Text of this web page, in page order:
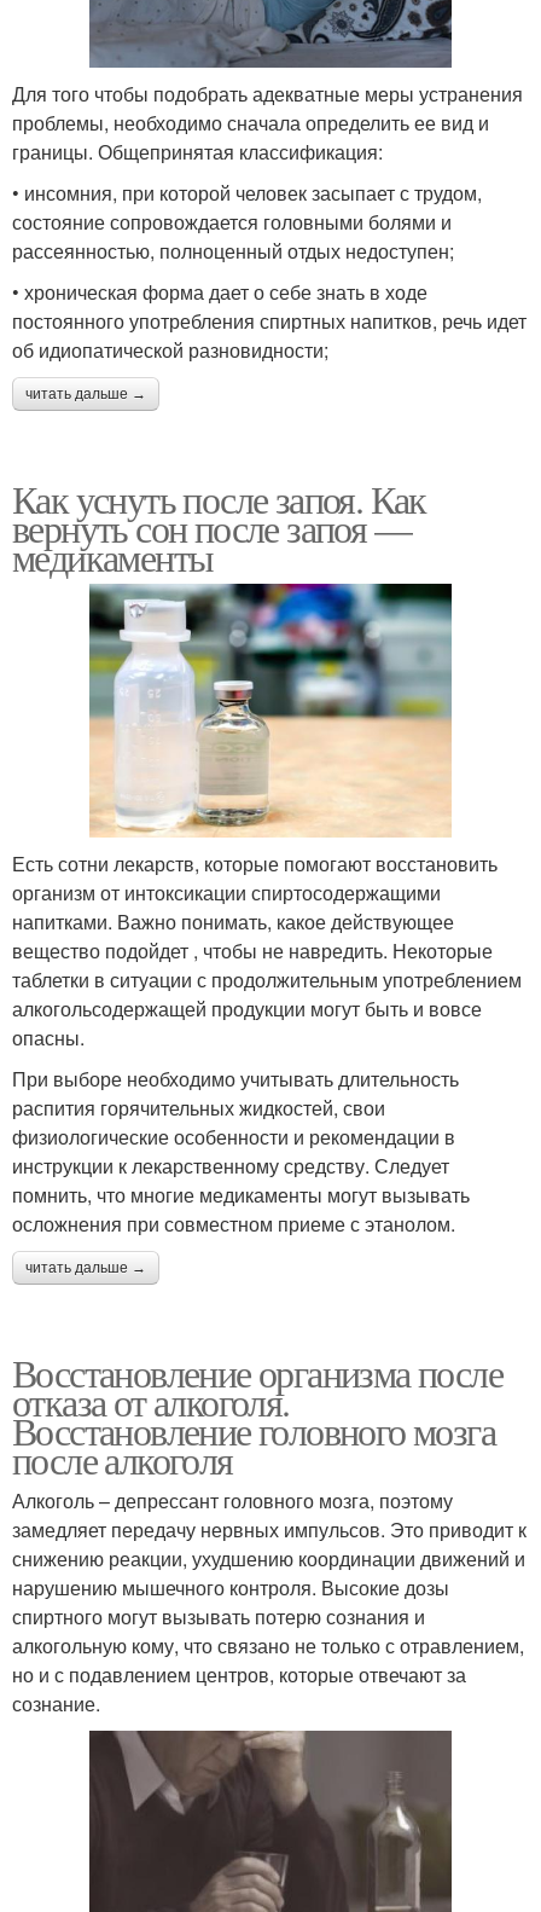
Для того чтобы подобрать адекватные меры устранения
проблемы, необходимо сначала определить ее вид и
границы. Общепринятая классификация:
• инсомния, при которой человек засыпает с трудом,
состояние сопровождается головными болями и
рассеянностью, полноценный отдых недоступен;
• хроническая форма дает о себе знать в ходе
постоянного употребления спиртных напитков, речь идет
об идиопатической разновидности;
читать дальше →
Как уснуть после запоя. Как
вернуть сон после запоя —
медикаменты
Есть сотни лекарств, которые помогают восстановить
организм от интоксикации спиртосодержащими
напитками. Важно понимать, какое действующее
вещество подойдет , чтобы не навредить. Некоторые
таблетки в ситуации с продолжительным употреблением
алкогольсодержащей продукции могут быть и вовсе
опасны.
При выборе необходимо учитывать длительность
распития горячительных жидкостей, свои
физиологические особенности и рекомендации в
инструкции к лекарственному средству. Следует
помнить, что многие медикаменты могут вызывать
осложнения при совместном приеме с этанолом.
читать дальше →
Восстановление организма после
отказа от алкоголя.
Восстановление головного мозга
после алкоголя
Алкоголь – депрессант головного мозга, поэтому
замедляет передачу нервных импульсов. Это приводит к
снижению реакции, ухудшению координации движений и
нарушению мышечного контроля. Высокие дозы
спиртного могут вызывать потерю сознания и
алкогольную кому, что связано не только с отравлением,
но и с подавлением центров, которые отвечают за
сознание.